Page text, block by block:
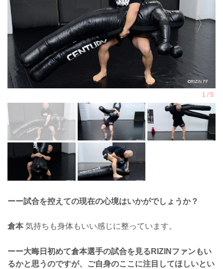
ーー試合を控えての現在の心境はいかがでしょうか？
倉本気持ちも身体もいい感じに整っています。
ーー大晦日初めて倉本選手の試合を見るRIZINファンもい
るかと思うのですが、ご自身のここに注目してほしいとい